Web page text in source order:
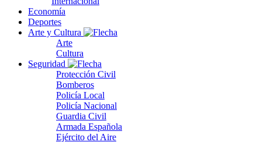
Economía
Deportes
Arte y Cultura
Arte
Cultura
Seguridad
Protección Civil
Bomberos
Policía Local
Policía Nacional
Guardia Civil
Armada Española
Ejército del Aire